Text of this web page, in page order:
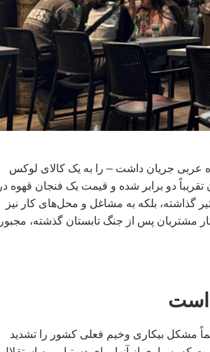
عربی جریان داشت – را به یک کالای لوکس
دو برابر شده و قیمت یک فنجان قهوه در
گذاشته، بلکه به مشاغل و محل‌های کار نیز
پس از جنگ تابستان گذشته، مجبور
است
مشکل بیکاری وخیم فعلی کشور را تشدید